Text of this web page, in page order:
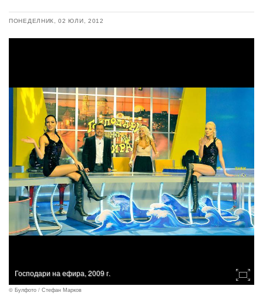
ПОНЕДЕЛНИК, 02 ЮЛИ, 2012
Господари на ефира, 2009 г.
© Булфото / Стефан Марков